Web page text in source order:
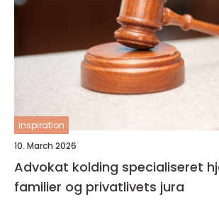
inspiration
10. March 2026
Advokat kolding specialiseret hjælp til
familier og privatlivets jura